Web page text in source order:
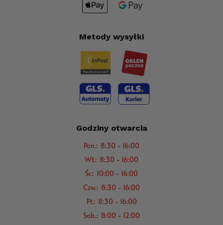
Metody wysyłki
Godziny otwarcia
Pon.: 8:30 - 16:00
Wt.: 8:30 - 16:00
Śr.: 10:00 - 16:00
Czw.: 8:30 - 16:00
Pt.: 8:30 - 16:00
Sob.: 8:00 - 12:00